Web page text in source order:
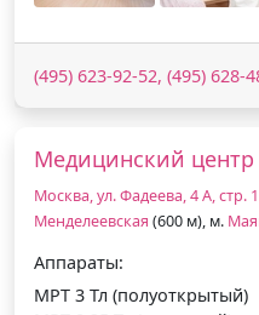
(495) 623-92-52, (495) 628-
Медицинский
Москва, ул. Фадеева, 4 А, стр. 1
Менделеевская (600 м), м.
Аппараты:
МРТ 3 Тл (полуоткрытый)